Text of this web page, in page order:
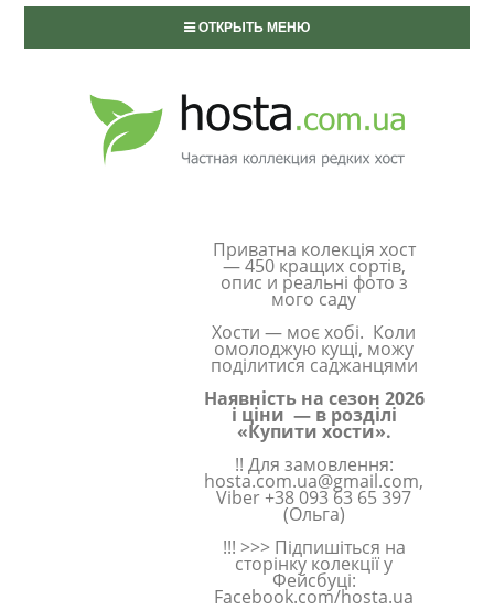
ОТКРЫТЬ МЕНЮ
Приватна колекція хост
— 450 кращих сортів,
опис и реальні фото з
мого саду
Хости — моє хобі. Коли
омолоджую кущі, можу
поділитися саджанцями
Наявність на сезон 2026
і ціни — в розділі
«Купити хости».
!! Для замовлення:
hosta.com.ua@gmail.com,
Viber +38 093 63 65 397
(Ольга)
!!! >>> Підпишіться на
сторінку колекції у
Фейсбуці:
Facebook.com/hosta.ua